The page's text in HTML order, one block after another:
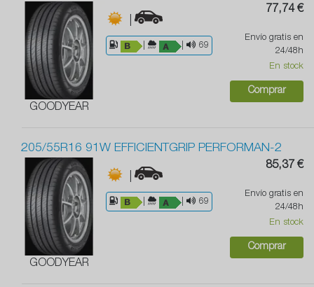
GOODYEAR
|
69
77,74 €
Envío gratis en
24/48h
En stock
Comprar
205/55R16 91W EFFICIENTGRIP PERFORMAN-2
GOODYEAR
|
69
85,37 €
Envío gratis en
24/48h
En stock
Comprar